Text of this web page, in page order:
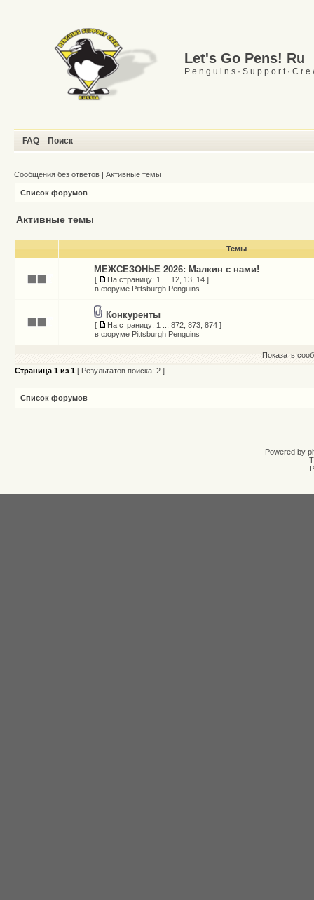
Let's Go Pens! Ru
P e n g u i n s · S u p p o r t · C r e
FAQ Поиск
Сообщения без ответов | Активные темы
Список форумов
Активные темы
Темы
МЕЖСЕЗОНЬЕ 2026: Малкин с нами!
[ На страницу: 1 12 13 14 ]
в форуме Pittsburgh Penguins
Конкуренты
[ На страницу: 1 872 873 874 ]
в форуме Pittsburgh Penguins
Показать
Страница 1 из 1 [ Результатов поиска: 2 ]
Список форумов
Powered by